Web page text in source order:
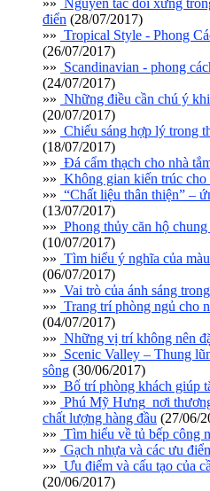
điển (28/07/2017)
»» Tropical Style - Phong
(26/07/2017)
»» Scandinavian - phong
(24/07/2017)
»» Những điều cần chú ý
(20/07/2017)
»» Chiếu sáng hợp lý trong
(18/07/2017)
»» Đá cẩm thạch cho nhà
»» Không gian kiến trúc cho
»» “Chất liệu thân thiện” –
(13/07/2017)
»» Phong thủy căn hộ
(10/07/2017)
»» Tìm hiểu ý nghĩa của
(06/07/2017)
»» Vai trò của ánh sáng
»» Trang trí phòng ngủ cho
(04/07/2017)
»» Những vị trí không nên
»» Scenic Valley – Thung
sông (30/06/2017)
»» Bố trí phòng khách giúp
»» Phú Mỹ Hưng_nơi
chất lượng hàng đầu (27/06/
»» Tìm hiểu về tủ bếp công
»» Gạch nhựa và các ưu
»» Ưu điểm và cấu tạo của
(20/06/2017)